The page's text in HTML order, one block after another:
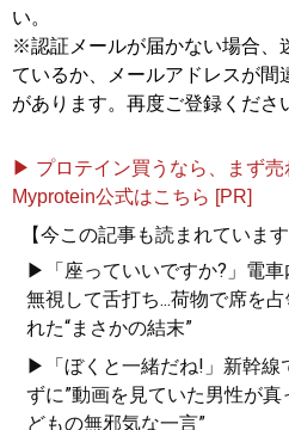
い。
※認証メールが届かない場合、
ているか、メールアドレスが間
があります。再度ご登録くださ
▶ プロテイン買うなら、まず売
Myprotein公式はこちら [PR]
【今この記事も読まれています
▶「座っていいですか?」電車
無視して舌打ち...荷物で席を
れた“まさかの結末”
▶「ぼくと一緒だね!」新幹線
ずに”動画を見ていた男性が真
どもの無邪気な一言”